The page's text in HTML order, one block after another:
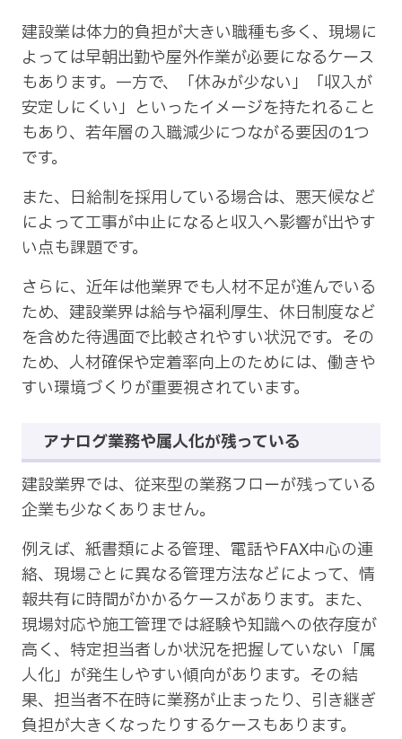
建設業は体力的負担が大きい職種も多く、現場に
よっては早朝出勤や屋外作業が必要になるケース
もあります。一方で、「休みが少ない」「収入が
安定しにくい」といったイメージを持たれること
もあり、若年層の入職減少につながる要因の1つ
です。
また、日給制を採用している場合は、悪天候など
によって工事が中止になると収入へ影響が出やす
い点も課題です。
さらに、近年は他業界でも人材不足が進んでいる
ため、建設業界は給与や福利厚生、休日制度など
を含めた待遇面で比較されやすい状況です。その
ため、人材確保や定着率向上のためには、働きや
すい環境づくりが重要視されています。
アナログ業務や属人化が残っている
建設業界では、従来型の業務フローが残っている
企業も少なくありません。
例えば、紙書類による管理、電話やFAX中心の連
絡、現場ごとに異なる管理方法などによって、情
報共有に時間がかかるケースがあります。また、
現場対応や施工管理では経験や知識への依存度が
高く、特定担当者しか状況を把握していない「属
人化」が発生しやすい傾向があります。その結
果、担当者不在時に業務が止まったり、引き継ぎ
負担が大きくなったりするケースもあります。